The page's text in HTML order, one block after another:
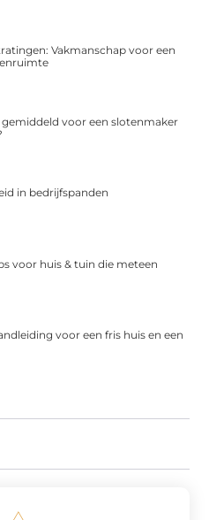
Vakmanschap voor een
gemiddeld voor een slotenmaker
in bedrijfspanden
voor huis & tuin die meteen
voor een fris huis en een